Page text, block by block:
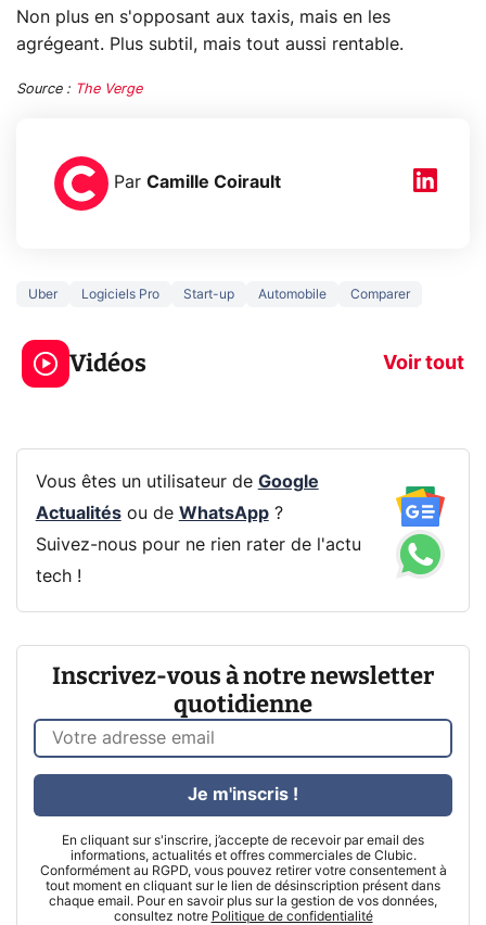
Non plus en s'opposant aux taxis, mais en les
agrégeant. Plus subtil, mais tout aussi rentable.
Source : The Verge
Par Camille Coirault
Uber Logiciels Pro Start-up Automobile Comparer
Vidéos Voir tout
5 générations de
jeux dans la
prochaine Xbox !
Ce que vous
navigation
Vous êtes un utilisateur de Google
Actualitésou de WhatsApp?
Suivez-nous pour ne rien rater de l'actu
tech !
Inscrivez-vous à notre newsletter
quotidienne
En cliquant sur s'inscrire, j’accepte de recevoir par email des
informations, actualités et offres commerciales de Clubic.
Conformément au RGPD, vous pouvez retirer votre consentement à
tout moment en cliquant sur le lien de désinscription présent dans
chaque email. Pour en savoir plus sur la gestion de vos données,
consultez notre Politique de confidentialité
Je m'inscris !